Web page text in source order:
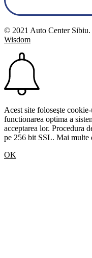
© 2021 Auto Center
Wisdom
Acest site foloseşte
functionarea optima a
acceptarea lor. Procedura
pe 256 bit SSL. Mai multe
OK